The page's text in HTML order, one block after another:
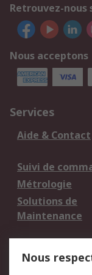
Retrouvez-nous
Nous acceptons
Services
Aide & Contact
Suivi de
Métrologie
Solutions de
Maintenance
Nous